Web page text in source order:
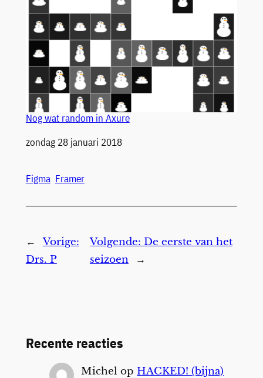
Nog wat random in Axure
Datum
zondag 28 januari 2018
Figma Framer
←
Vorige:
Drs. P
Volgende: De eerste van het
seizoen
→
Recente reacties
Michel opHACKED! (bijna)